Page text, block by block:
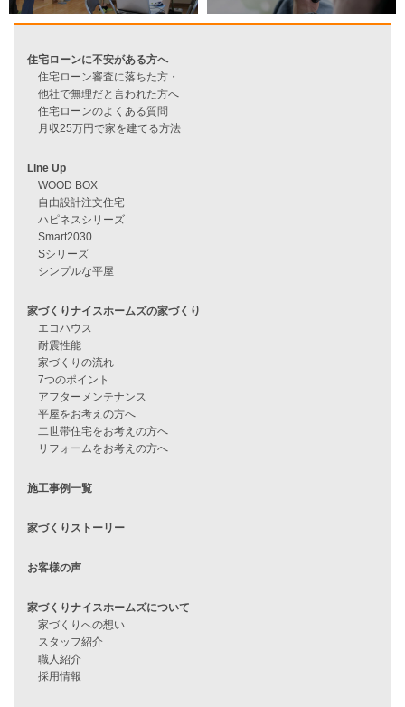
資料請求
見学会情報
住宅ローンに不安がある方へ
住宅ローン審査に落ちた方・
他社で無理だと言われた方へ
住宅ローンのよくある質問
月収25万円で家を建てる方法
Line Up
自由設計注文住宅
Smart2030
シンプルな平屋
家づくりナイスホームズの家づくり
エコハウス
耐震性能
家づくりの流れ